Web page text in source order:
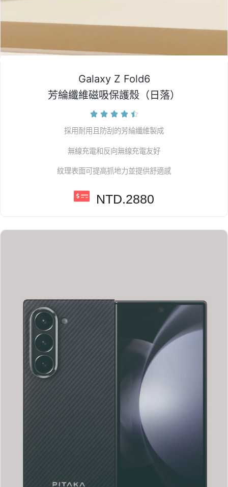
Galaxy Z Fold6
芳綸纖維磁吸保護殼（日落）
    
採用耐用且防刮的芳綸纖維製成
無線充電和反向無線充電友好
紋理表面可提高抓地力並提供舒適感
NTD.2880